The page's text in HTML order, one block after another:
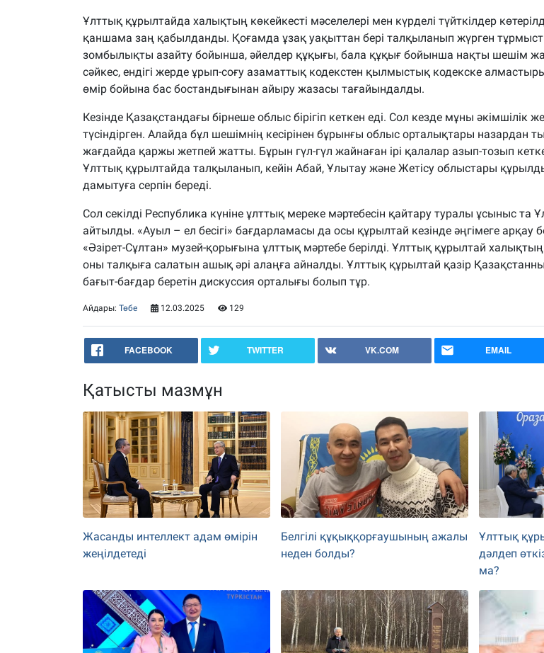
Ұлттық құрылтайда халықтың көкейкесті мәселелері мен күрделі түйткілдер
қаншама заң қабылданды. Қоғамда ұзақ уақыттан бері талқыланып жүрген
зомбылықты азайту бойынша, әйелдер құқығы, бала құқығ бойынша нақты шешім
сәйкес, ендігі жерде ұрып-соғу азаматтық кодекстен қылмыстық кодекске
өмір бойына бас бостандығынан айыру жазасы тағайындалды.
Кезінде Қазақстандағы бірнеше облыс бірігіп кеткен еді. Сол кезде мұны әкімшілік
түсіндірген. Алайда бұл шешімнің кесірінен бұрынғы облыс орталықтары назардан
жағдайда қаржы жетпей жатты. Бұрын гүл-гүл жайнаған ірі қалалар азып-тозып
Ұлттық құрылтайда талқыланып, кейін Абай, Ұлытау және Жетісу облыстары
дамытуға серпін береді.
Сол секілді Республика күніне ұлттық мереке мәртебесін қайтару туралы ұсыныс та
айтылды. «Ауыл – ел бесігі» бағдарламасы да осы құрылтай кезінде әңгімеге арқау
«Әзірет-Сұлтан» музей-қорығына ұлттық мәртебе берілді. Ұлттық құрылтай
оны талқыға салатын ашық әрі алаңға айналды. Ұлттық құрылтай қазір
бағыт-бағдар беретін дискуссия орталығы болып тұр.
Айдары: Төбе 12.03.2025 129
FACEBOOK TWITTER VK.COM EMAIL
Қатысты мазмұн
Жасанды интеллект адам өмірін
жеңілдетеді
Белгілі құқыққорғаушының ажалы
неден болды?
Ұлттық
дәлдеп
ма?